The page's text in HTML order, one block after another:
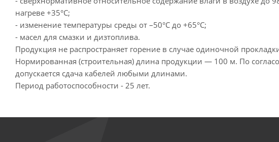
нагреве +35°С;
- изменение температуры среды от –50°С до +65°С;
- масел для смазки и дизтоплива.
Продукция не распространяет горение в случае одиночной
Нормированная (строительная) длина продукции — 100 м. По
допускается сдача кабелей любыми длинами.
Период работоспособности - 25 лет.